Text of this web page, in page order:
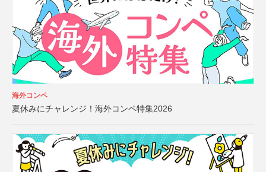
海外コンペ
夏休みにチャレンジ！海外コンペ特集2026